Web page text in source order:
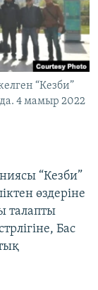
“Кезби”
4 мамыр 2022
“Кезби”
өздеріне
талапты
Бас